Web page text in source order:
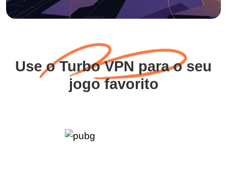
Use o Turbo VPN para o seu
jogo favorito